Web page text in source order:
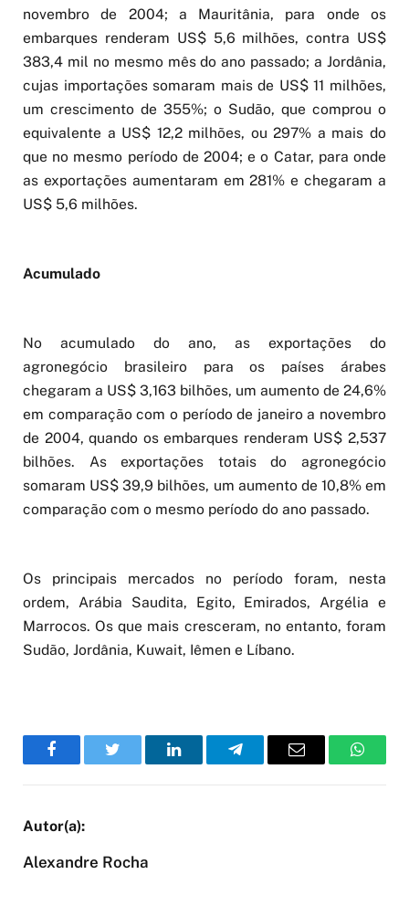
novembro de 2004; a Mauritânia, para onde os
embarques renderam US$ 5,6 milhões, contra US$
383,4 mil no mesmo mês do ano passado; a Jordânia,
cujas importações somaram mais de US$ 11 milhões,
um crescimento de 355%; o Sudão, que comprou o
equivalente a US$ 12,2 milhões, ou 297% a mais do
que no mesmo período de 2004; e o Catar, para onde
as exportações aumentaram em 281% e chegaram a
US$ 5,6 milhões.
Acumulado
No acumulado do ano, as exportações do
agronegócio brasileiro para os países árabes
chegaram a US$ 3,163 bilhões, um aumento de 24,6%
em comparação com o período de janeiro a novembro
de 2004, quando os embarques renderam US$ 2,537
bilhões. As exportações totais do agronegócio
somaram US$ 39,9 bilhões, um aumento de 10,8% em
comparação com o mesmo período do ano passado.
Os principais mercados no período foram, nesta
ordem, Arábia Saudita, Egito, Emirados, Argélia e
Marrocos. Os que mais cresceram, no entanto, foram
Sudão, Jordânia, Kuwait, Iêmen e Líbano.
FacebookTwitter LinkedInTelegramEmail
Alexandre Rocha